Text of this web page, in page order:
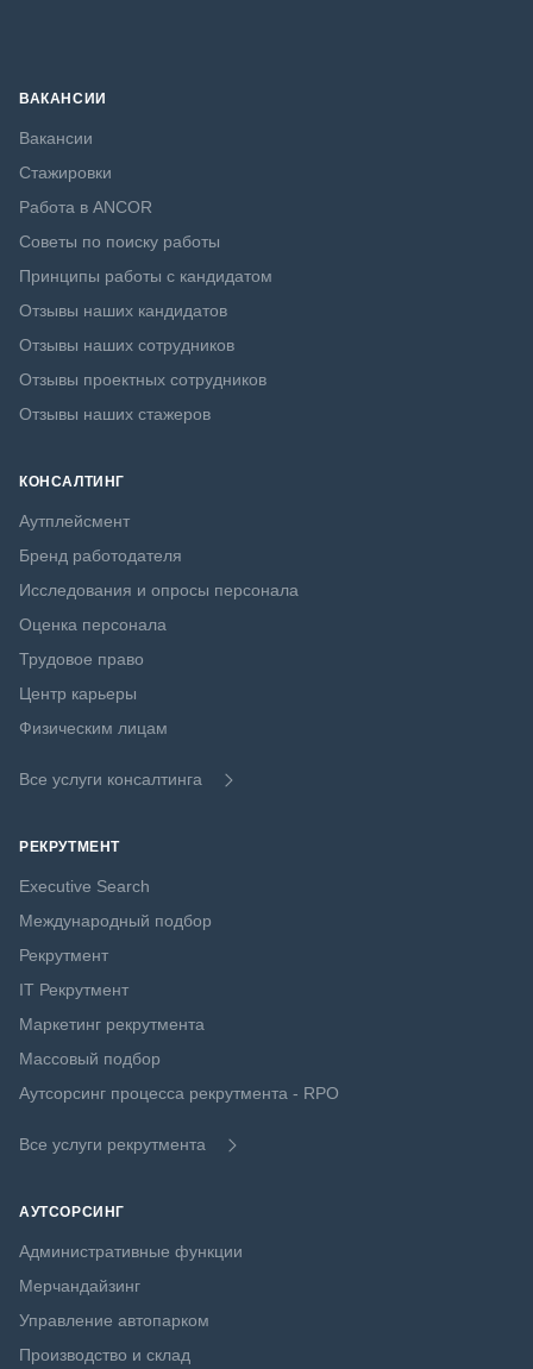
ВАКАНСИИ
Вакансии
Стажировки
Работа в ANCOR
Советы по поиску работы
Принципы работы с кандидатом
Отзывы наших кандидатов
Отзывы наших сотрудников
Отзывы проектных сотрудников
Отзывы наших стажеров
КОНСАЛТИНГ
Аутплейсмент
Бренд работодателя
Исследования и опросы персонала
Оценка персонала
Трудовое право
Центр карьеры
Физическим лицам
Все услуги консалтинга
РЕКРУТМЕНТ
Executive Search
Международный подбор
Рекрутмент
IT Рекрутмент
Маркетинг рекрутмента
Массовый подбор
Аутсорсинг процесса рекрутмента - RPO
Все услуги рекрутмента
АУТСОРСИНГ
Административные функции
Мерчандайзинг
Управление автопарком
Производство и склад